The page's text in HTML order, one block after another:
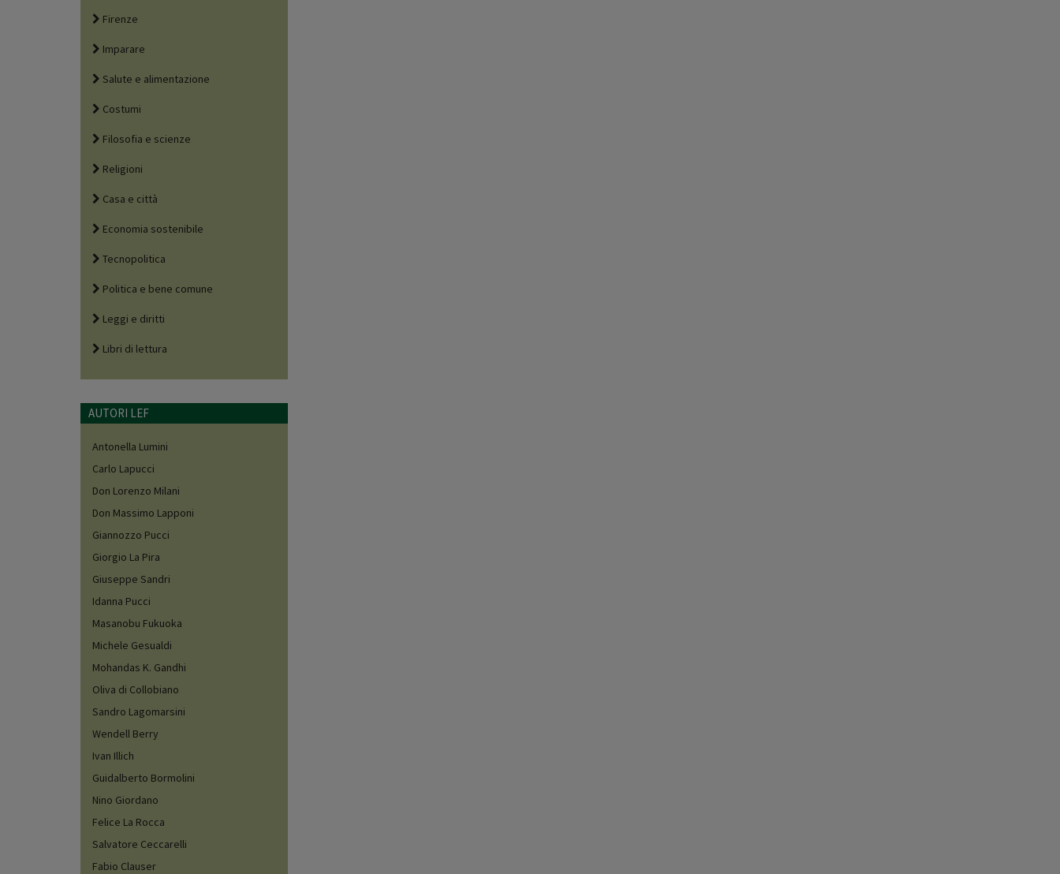
Firenze
Imparare
Salute e alimentazione
Costumi
Filosofia e scienze
Religioni
Casa e città
Economia sostenibile
Tecnopolitica
Politica e bene comune
Leggi e diritti
Libri di lettura
AUTORI LEF
Antonella Lumini
Carlo Lapucci
Don Lorenzo Milani
Don Massimo Lapponi
Giannozzo Pucci
Giorgio La Pira
Giuseppe Sandri
Idanna Pucci
Masanobu Fukuoka
Michele Gesualdi
Mohandas K. Gandhi
Oliva di Collobiano
Sandro Lagomarsini
Wendell Berry
Ivan Illich
Guidalberto Bormolini
Nino Giordano
Felice La Rocca
Salvatore Ceccarelli
Fabio Clauser